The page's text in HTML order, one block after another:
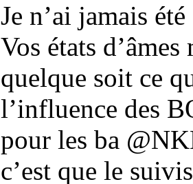
Je n’ai jamais
Vos états
quelque soit ce
l’influence des
pour les ba
c’est que le